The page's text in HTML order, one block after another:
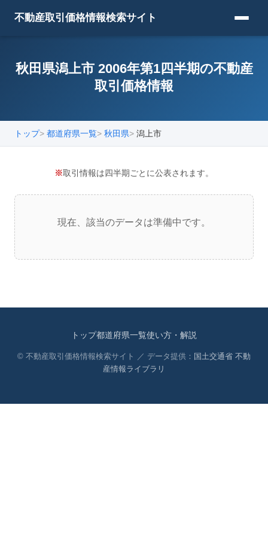
不動産取引価格情報検索サイト
秋田県潟上市 2006年第1四半期の不動産
取引価格情報
トップ 都道府県一覧 秋田県 潟上市
※取引情報は四半期ごとに公表されます。
現在、該当のデータは準備中です。
トップ都道府県一覧使い方・解説
© 不動産取引価格情報検索サイト ／ データ提供： 国土交通省 不動
産情報ライブラリ